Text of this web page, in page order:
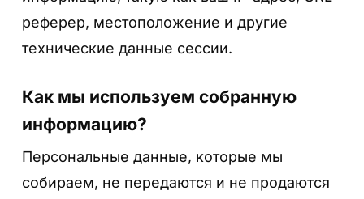
реферер, местоположение и другие
технические данные сессии.
Как мы используем собранную
информацию?
Персональные данные, которые мы
собираем, не передаются и не продаются